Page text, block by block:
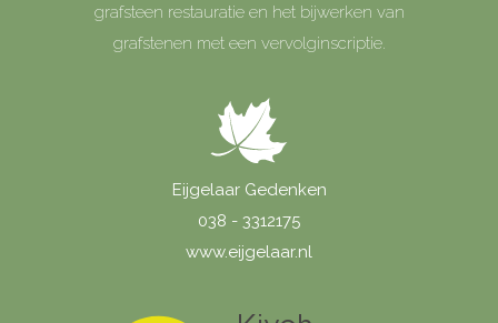
grafsteen restauratie en het bijwerken van
grafstenen met een vervolginscriptie.
Eijgelaar Gedenken
038 - 3312175
www.eijgelaar.nl